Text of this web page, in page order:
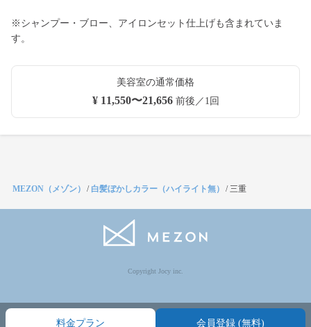
※シャンプー・ブロー、アイロンセット仕上げも含まれていま
す。
美容室の通常価格
¥ 11,550〜21,656前後／1回
料金プラン 会員登録 (無料)
MEZON（メゾン） / 白髪ぼかしカラー（ハイライト無） /三重
Copyright Jocy inc.